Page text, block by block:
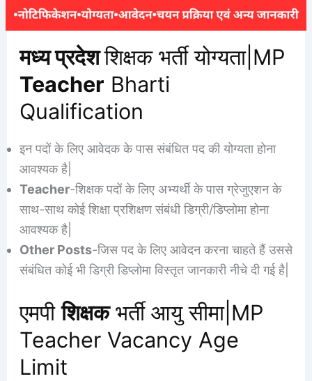
मध्य प्रदेशशिक्षक भर्ती योग्यता|MP
Teacher Bharti
Qualification
इन पदों के लिए आवेदक के पास संबंधित पद की योग्यता होना
आवश्यक है|
Teacher-शिक्षक पदों के लिए अभ्यर्थी के पास ग्रेजुएशन के
साथ-साथ कोई शिक्षा प्रशिक्षण संबंधी डिग्री/डिप्लोमा होना
आवश्यक है|
Other Posts-जिस पद के लिए आवेदन करना चाहते हैं उससे
संबंधित कोई भी डिग्री डिप्लोमा विस्तृत जानकारी नीचे दी गई है|
एमपीशिक्षकभर्ती आयु सीमा|MP
Teacher Vacancy Age
Limit